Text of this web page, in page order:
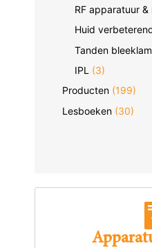
RF apparatuur
Huid
Tanden
IPL (3)
Producten (199)
Lesboeken (30)